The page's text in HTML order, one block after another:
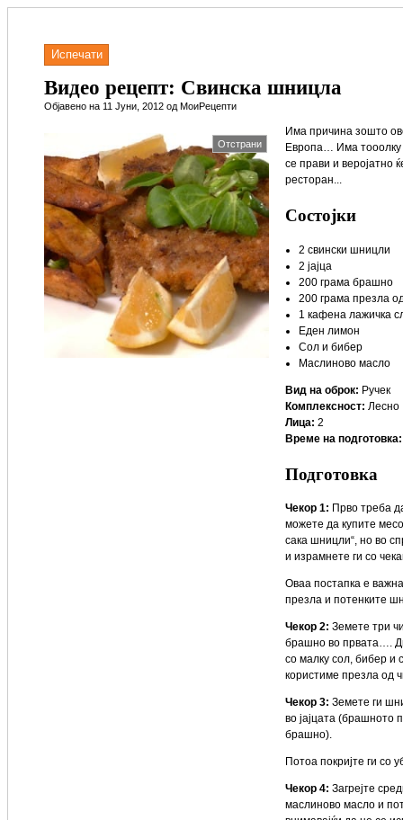
Испечати
Видео рецепт: Свинска шницла
Објавено на 11 Јуни, 2012 од МоиРецепти
Отстрани
Има причина зошто
Европа… Има тооолку
се прави и веројатно
ресторан...
Состојки
2 свински шницли
2 јајца
200 грама брашно
200 грама презла
1 кафена лажичка
Еден лимон
Сол и бибер
Маслиново масло
Вид на оброк: Ручек
Комплексност: Лесно
Лица: 2
Време на подготовка:
Подготовка
Чекор 1: Прво треба
можете да купите
сака шницли“, но во
и израмнете ги со
Оваа постапка е
презла и потенките
Чекор 2: Земете три
брашно во првата….
со малку сол, бибер и
користиме презла од
Чекор 3: Земете ги
во јајцата (брашното
брашно).
Потоа покријте ги со
Чекор 4: Загрејте
маслиново масло и